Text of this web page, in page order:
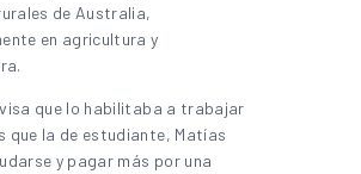
de Australia,
en agricultura y
que lo habilitaba a trabajar
que la de estudiante, Matías
y pagar más por una